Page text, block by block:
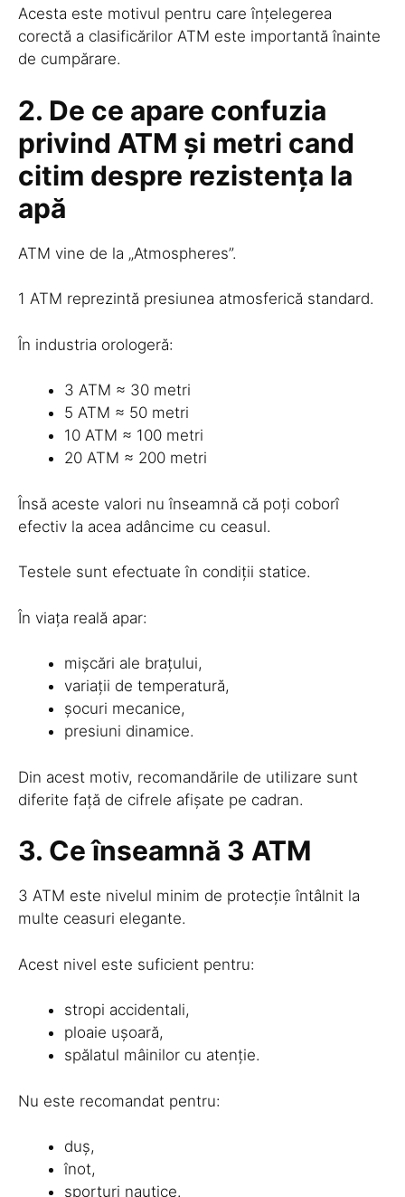
Acesta este motivul pentru care înțelegerea
corectă a clasificărilor ATM este importantă înainte
de cumpărare.
2. De ce apare confuzia
privind ATM și metri cand
citim despre rezistența la
apă
ATM vine de la „Atmospheres”.
1 ATM reprezintă presiunea atmosferică standard.
În industria orologeră:
3 ATM ≈ 30 metri
5 ATM ≈ 50 metri
10 ATM ≈ 100 metri
20 ATM ≈ 200 metri
Însă aceste valori nu înseamnă că poți coborî
efectiv la acea adâncime cu ceasul.
Testele sunt efectuate în condiții statice.
În viața reală apar:
mișcări ale brațului,
variații de temperatură,
șocuri mecanice,
presiuni dinamice.
Din acest motiv, recomandările de utilizare sunt
diferite față de cifrele afișate pe cadran.
3. Ce înseamnă 3 ATM
3 ATM este nivelul minim de protecție întâlnit la
multe ceasuri elegante.
Acest nivel este suficient pentru:
stropi accidentali,
ploaie ușoară,
spălatul mâinilor cu atenție.
Nu este recomandat pentru:
duș,
înot,
sporturi nautice.